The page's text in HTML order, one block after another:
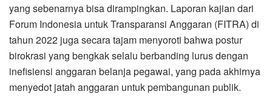
yang sebenarnya bisa dirampingkan. Laporan kajian dari
Forum Indonesia untuk Transparansi Anggaran (FITRA) di
tahun 2022 juga secara tajam menyoroti bahwa postur
birokrasi yang bengkak selalu berbanding lurus dengan
inefisiensi anggaran belanja pegawai, yang pada akhirnya
menyedot jatah anggaran untuk pembangunan publik.